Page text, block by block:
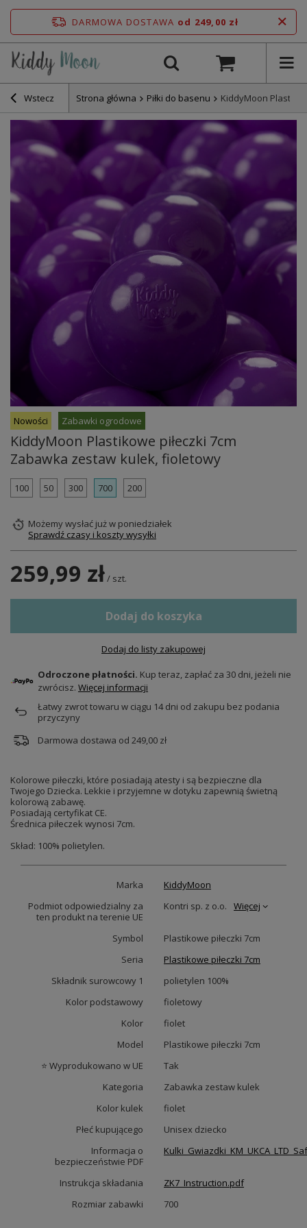
DARMOWA DOSTAWA od 249,00 zł
Wstecz Strona główna Piłki do basenu KiddyMoon
Nowości Zabawki ogrodowe
KiddyMoon Plastikowe piłeczki 7cm
Zabawka zestaw kulek, fioletowy
100 50 300 700 200
Możemy wysłać jużw poniedziałek
Sprawdź czasy i koszty wysyłki
259,99 zł/ szt.
Dodaj do koszyka
Dodaj do listy zakupowej
Odroczone płatności. Kup teraz, zapłać za 30 dni, jeżeli nie
zwrócisz. Więcej informacji
Łatwy zwrot towaru w ciągu 14dni od zakupu bez podania
przyczyny
Darmowa dostawa od 249,00 zł
Kolorowe piłeczki, które posiadają atesty i są bezpieczne dla
Twojego Dziecka. Lekkie i przyjemne w dotyku zapewnią świetną
kolorową zabawę.
Posiadają certyfikat CE.
Średnica piłeczek wynosi 7cm.
Skład: 100% polietylen.
Marka
KiddyMoon
Podmiot odpowiedzialny za
ten produkt na terenie UE
Kontri sp. z o.o. Więcej
Symbol
Plastikowe piłeczki 7cm
Seria
Plastikowe piłeczki 7cm
Składnik surowcowy 1
polietylen 100%
Kolor podstawowy
fioletowy
Kolor
fiolet
Model
Plastikowe piłeczki 7cm
⭐ Wyprodukowano w UE
Tak
Kategoria
Zabawka zestaw kulek
Kolor kulek
fiolet
Płeć kupującego
Unisex dziecko
Informacja o
bezpieczeństwie PDF
Instrukcja składania
ZK7_Instruction.pdf
Rozmiar zabawki
700